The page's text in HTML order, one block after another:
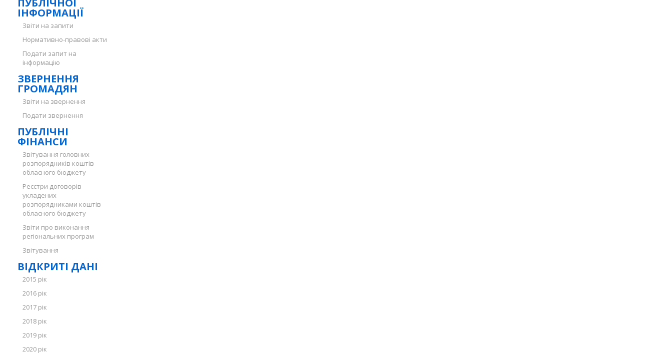
ПУБЛІЧНОЇ
ІНФОРМАЦІЇ
Звіти на запити
Нормативно-правові акти
Подати запит на
інформацію
ЗВЕРНЕННЯ
ГРОМАДЯН
Звіти на звернення
Подати звернення
ПУБЛІЧНІ
ФІНАНСИ
Звітування головних
розпорядників коштів
обласного бюджету
Реєстри договорів
укладених
розпорядниками коштів
обласного бюджету
Звіти про виконання
регіональних програм
Звітування
ВІДКРИТІ ДАНІ
2015 рік
2016 рік
2017 рік
2018 рік
2019 рік
2020 рік